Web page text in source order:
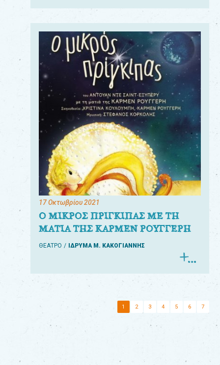
17 Οκτωβρίου 2021
Ο ΜΙΚΡΟΣ ΠΡΙΓΚΙΠΑΣ ΜΕ ΤΗ
ΜΑΤΙΑ ΤΗΣ ΚΑΡΜΕΝ ΡΟΥΓΓΕΡΗ
ΘΕΑΤΡΟ ΙΔΡΥΜΑ Μ. ΚΑΚΟΓΙΑΝΝΗΣ
1 2 3 4 5 6 7